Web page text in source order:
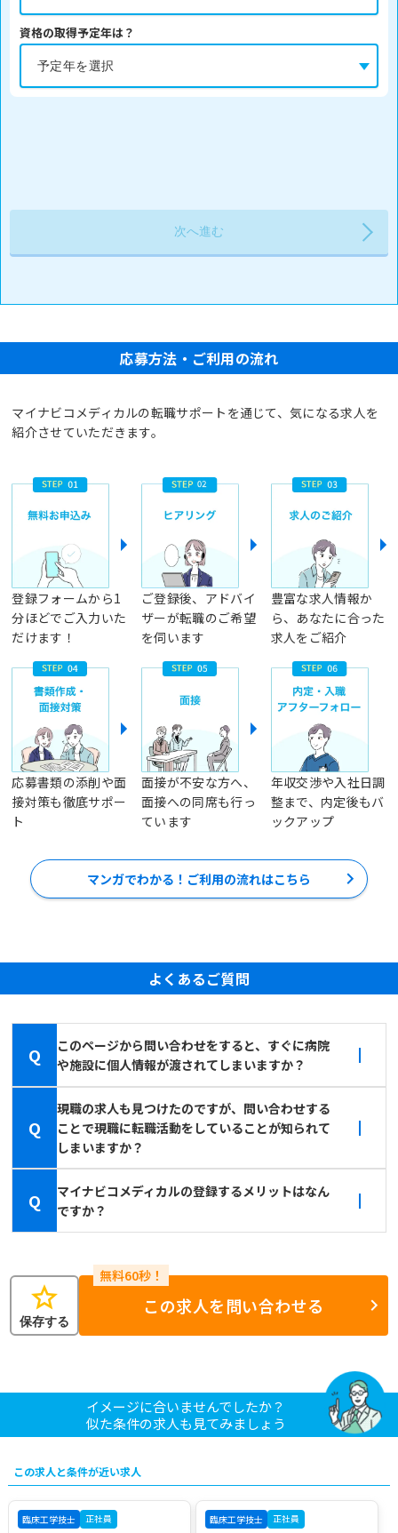
資格の取得予定年は？
応募方法・ご利用の流れ
マイナビコメディカルの転職サポートを通じて、気になる求人を
紹介させていただきます。
登録フォームから1
分ほどでご入力いた
だけます！
ご登録後、アドバイ
ザーが転職のご希望
を伺います
豊富な求人情報か
ら、あなたに合った
求人をご紹介
応募書類の添削や面
接対策も徹底サポー
ト
面接が不安な方へ、
面接への同席も行っ
ています
年収交渉や入社日調
整まで、内定後もバ
ックアップ
マンガでわかる！ご利用の流れはこちら
よくあるご質問
Q
このページから問い合わせをすると、すぐに病院
や施設に個人情報が渡されてしまいますか？
Q
現職の求人も見つけたのですが、問い合わせする
ことで現職に転職活動をしていることが知られて
しまいますか？
Q
マイナビコメディカルの登録するメリットはなん
ですか？
star
保存する
この求人を問い合わせる
イメージに合いませんでしたか？
似た条件の求人も見てみましょう
この求人と条件が近い求人
臨床工学技士 正社員 臨床工学技士 正社員